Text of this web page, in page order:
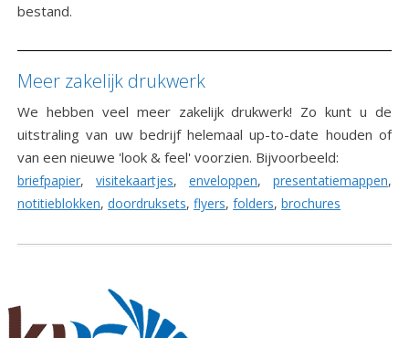
bestand.
Meer zakelijk drukwerk
We hebben veel meer zakelijk drukwerk! Zo kunt u de
uitstraling van uw bedrijf helemaal up-to-date houden of
van een nieuwe 'look & feel' voorzien. Bijvoorbeeld:
briefpapier,visitekaartjes, enveloppen, presentatiemappen,
notitieblokken,doordruksets,flyers,folders,brochures